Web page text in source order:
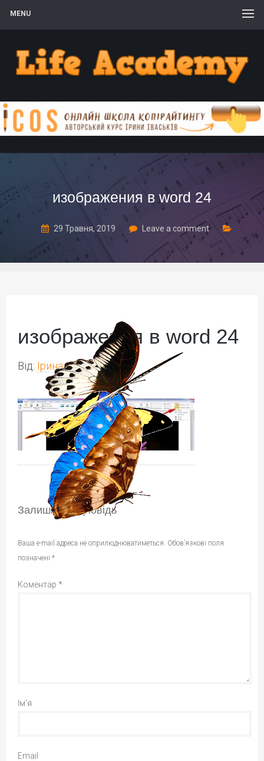
MENU
изображения в word 24
29 Травня, 2019 Leave a comment
изображения в word 24
Від: Ірина Іваськів
Залишити відповідь
Ваша e-mail адреса не оприлюднюватиметься. Обов’язкові поля
позначені *
Коментар *
Ім'я
Email